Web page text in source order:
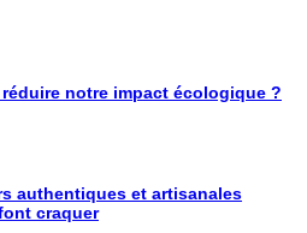
notre impact écologique ?
authentiques et artisanales
craquer